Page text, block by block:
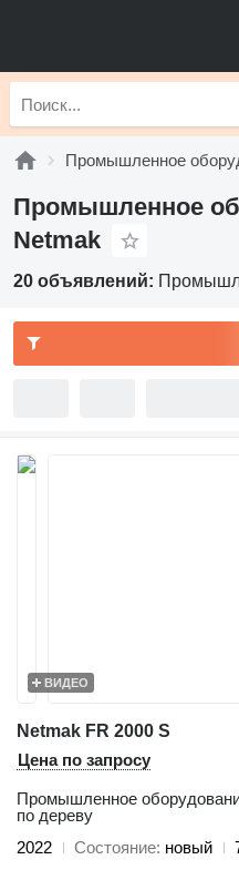
Промышленное
Промышленное
Netmak
20 объявлений:
ВИДЕО
Netmak FR 2000 S
Цена по запросу
Промышленное
по дереву
2022
Состояние новый